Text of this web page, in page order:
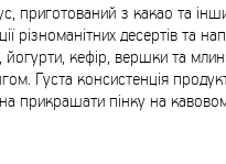
з какао та
різноманітних десертів та
кефір, вершки та
Густа консистенція
прикрашати пінку на